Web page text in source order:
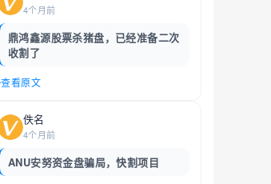
4个月前
鼎鸿鑫源股票杀猪盘，已经准备二次
收割了
查看原文
佚名
4个月前
ANU安努资金盘骗局，快割项目